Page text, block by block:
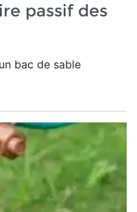
passif des
bac de sable